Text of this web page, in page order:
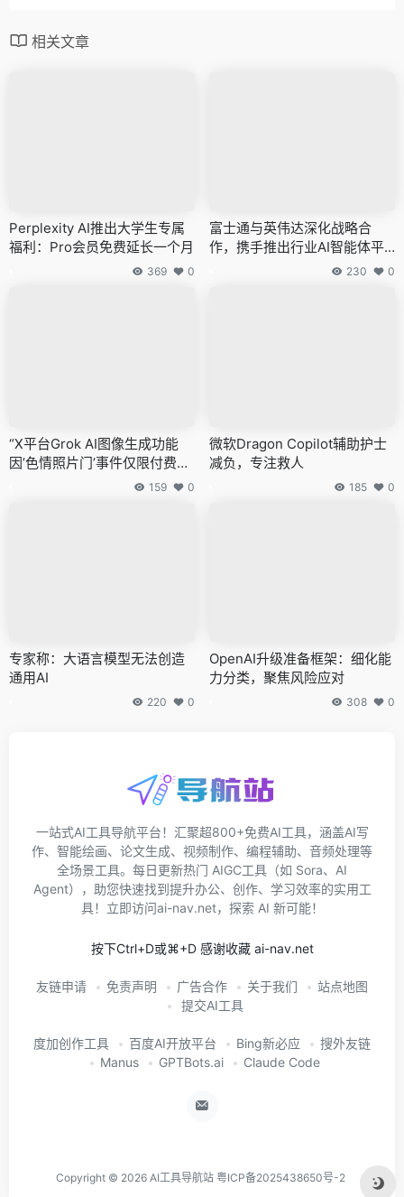
相关文章
Perplexity AI推出大学生专属
福利：Pro会员免费延长一个月
369 0
富士通与英伟达深化战略合
作，携手推出行业AI智能体平
230 0
“X平台Grok AI图像生成功能
因’色情照片门’事件仅限付费用
159 0
微软Dragon Copilot辅助护士
减负，专注救人
185 0
专家称：大语言模型无法创造
通用AI
220 0
OpenAI升级准备框架：细化能
力分类，聚焦风险应对
308 0
一站式AI工具导航平台！汇聚超800+免费AI工具，涵盖AI写
作、智能绘画、论文生成、视频制作、编程辅助、音频处理等
全场景工具。每日更新热门 AIGC工具（如 Sora、AI
Agent），助您快速找到提升办公、创作、学习效率的实用工
具！立即访问ai-nav.net，探索 AI 新可能！
按下Ctrl+D或⌘+D 感谢收藏 ai-nav.net
友链申请 免责声明 广告合作 关于我们
站点地图
提交AI工具
度加创作工具 百度AI开放平台 Bing新必应
搜外友链
Manus
GPTBots.ai Claude Code
Copyright © 2026 AI工具导航站 粤ICP备2025438650号-2